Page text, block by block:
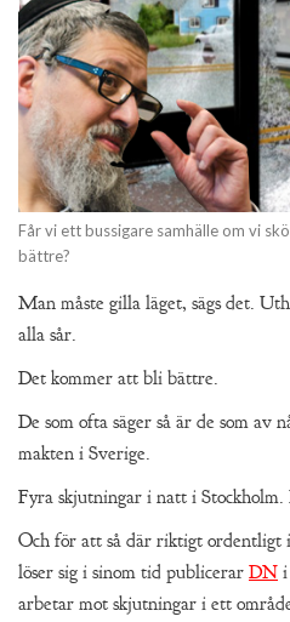
Får vi ett bussigare samhälle om vi
bättre?
Man måste gilla läget, sägs det.
alla sår.
Det kommer att bli bättre.
De som ofta säger så är de som av
makten i Sverige.
Fyra skjutningar i natt i
Och för att så där riktigt
löser sig i sinom tid publicerar DN i
arbetar mot skjutningar i ett